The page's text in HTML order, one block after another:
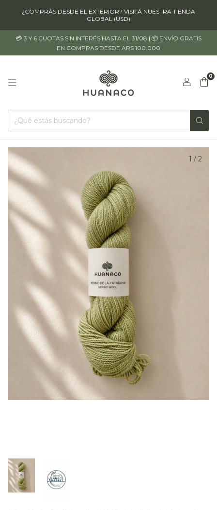
¿COMPRÁS DESDE EL EXTERIOR? VISITÁ NUESTRA TIENDA
GLOBAL (USD)
💳 3 Y 6 CUOTAS SIN INTERÉS HASTA EL 31/08 | 📦 ENVÍO GRATIS
EN COMPRAS DESDE ARS 100.000
0
1 / 2